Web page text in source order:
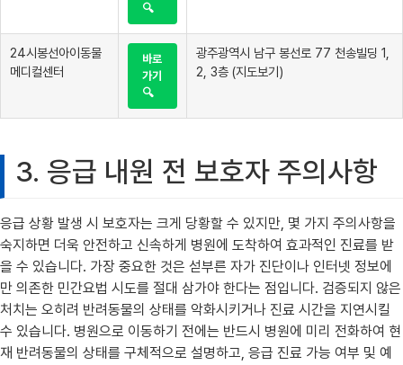
🔍
24시봉선아이동물
메디컬센터
바로
가기
🔍
광주광역시 남구 봉선로 77 천송빌딩 1,
2, 3층 (지도보기)
3. 응급 내원 전 보호자 주의사항
응급 상황 발생 시 보호자는 크게 당황할 수 있지만, 몇 가지 주의사항을
숙지하면 더욱 안전하고 신속하게 병원에 도착하여 효과적인 진료를 받
을 수 있습니다. 가장 중요한 것은 섣부른 자가 진단이나 인터넷 정보에
만 의존한 민간요법 시도를 절대 삼가야 한다는 점입니다. 검증되지 않은
처치는 오히려 반려동물의 상태를 악화시키거나 진료 시간을 지연시킬
수 있습니다. 병원으로 이동하기 전에는 반드시 병원에 미리 전화하여 현
재 반려동물의 상태를 구체적으로 설명하고, 응급 진료 가능 여부 및 예